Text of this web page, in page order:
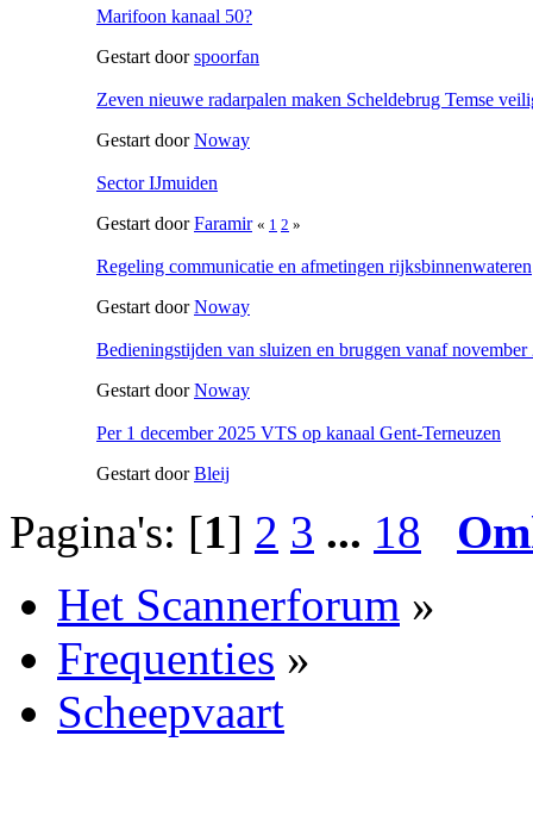
Marifoon kanaal 50?
Gestart doorspoorfan
Zeven nieuwe radarpalen maken Scheldebrug Temse
Gestart doorNoway
Sector IJmuiden
Gestart doorFaramir « 1 2 »
Regeling communicatie en afmetingen rijksbinnenwateren
Gestart doorNoway
Bedieningstijden van sluizen en bruggen vanaf november
Gestart doorNoway
Per 1 december 2025 VTS op kanaal Gent-Terneuzen
Gestart doorBleij
Pagina's: [1] 2 3 ... 18
Het Scannerforum »
Frequenties »
Scheepvaart